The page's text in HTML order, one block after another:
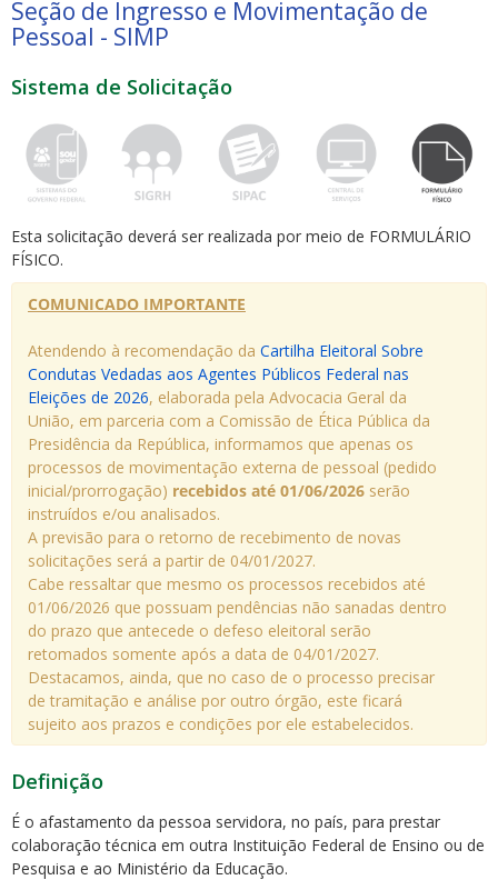
Seção de Ingresso e Movimentação de
Pessoal - SIMP
Sistema de Solicitação
Esta solicitação deverá ser realizada por meio de FORMULÁRIO
FÍSICO.
COMUNICADO IMPORTANTE
Atendendo à recomendação da Cartilha Eleitoral Sobre
Condutas Vedadas aos Agentes Públicos Federal nas
Eleições de 2026, elaborada pela Advocacia Geral da
União, em parceria com a Comissão de Ética Pública da
Presidência da República, informamos que apenas os
processos de movimentação externa de pessoal (pedido
inicial/prorrogação) recebidos até 01/06/2026 serão
instruídos e/ou analisados.
A previsão para o retorno de recebimento de novas
solicitações será a partir de 04/01/2027.
Cabe ressaltar que mesmo os processos recebidos até
01/06/2026 que possuam pendências não sanadas dentro
do prazo que antecede o defeso eleitoral serão
retomados somente após a data de 04/01/2027.
Destacamos, ainda, que no caso de o processo precisar
de tramitação e análise por outro órgão, este ficará
sujeito aos prazos e condições por ele estabelecidos.
Definição
É o afastamento da pessoa servidora, no país, para prestar
colaboração técnica em outra Instituição Federal de Ensino ou de
Pesquisa e ao Ministério da Educação.